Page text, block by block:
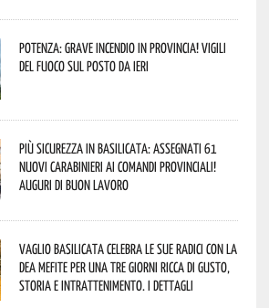
Potenza: grave incendio in Provincia! Vigili
del fuoco sul posto da ieri
Più sicurezza in Basilicata: assegnati 61
nuovi Carabinieri ai Comandi provinciali!
Auguri di buon lavoro
Vaglio Basilicata celebra le sue radici con la
Dea Mefite per una tre giorni ricca di gusto,
storia e intrattenimento. I dettagli